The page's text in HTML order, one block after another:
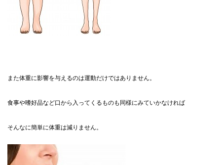
また体重に影響を与えるのは運動だけではありません。
食事や嗜好品など口から入ってくるものも同様にみていかなければ
そんなに簡単に体重は減りません。